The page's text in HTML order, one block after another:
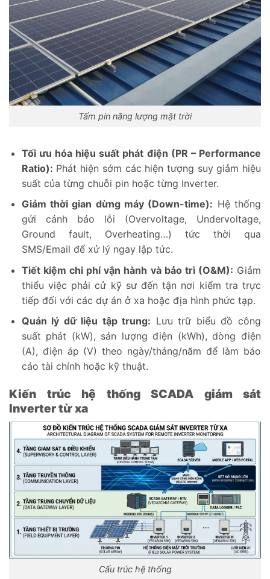
Tấm pin năng lượng mặt trời
Tối ưu hóa hiệu suất phát điện (PR – Performance
Ratio): Phát hiện sớm các hiện tượng suy giảm hiệu
suất của từng chuỗi pin hoặc từng Inverter.
Giảm thời gian dừng máy (Down-time): Hệ thống
gửi cảnh báo lỗi (Overvoltage, Undervoltage,
Ground fault, Overheating…) tức thời qua
SMS/Email để xử lý ngay lập tức.
Tiết kiệm chi phí vận hành và bảo trì (O&M): Giảm
thiểu việc phải cử kỹ sư đến tận nơi kiểm tra trực
tiếp đối với các dự án ở xa hoặc địa hình phức tạp.
Quản lý dữ liệu tập trung: Lưu trữ biểu đồ công
suất phát (kW), sản lượng điện (kWh), dòng điện
(A), điện áp (V) theo ngày/tháng/năm để làm báo
cáo tài chính hoặc kỹ thuật.
Kiến trúc hệ thống SCADA giám sát
Inverter từ xa
Cấu trúc hệ thống